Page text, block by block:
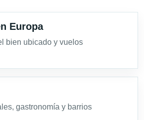
Europa
bien ubicado y vuelos
gastronomía y barrios